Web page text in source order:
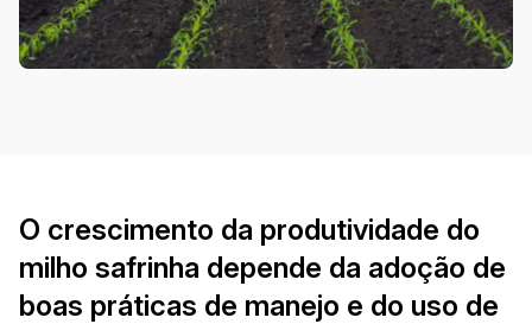
O crescimento da produtividade do
milho safrinha depende da adoção de
boas práticas de manejo e do uso de